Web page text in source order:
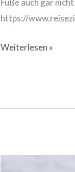
Füße auch gar
https://
Weiterlesen »